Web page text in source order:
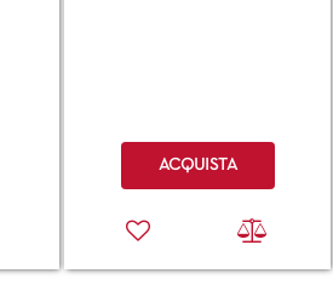
Quantità
ACQUISTA